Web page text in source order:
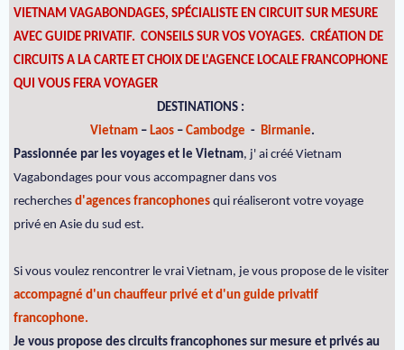
VIETNAM VAGABONDAGES, SPÉCIALISTE EN CIRCUIT SUR MESURE
AVEC GUIDE PRIVATIF. CONSEILS SUR VOS VOYAGES. CRÉATION DE
CIRCUITS A LA CARTE ET CHOIX DE L'AGENCE LOCALE FRANCOPHONE
QUI VOUS FERA VOYAGER
DESTINATIONS :
Vietnam– Laos – Cambodge - Birmanie.
Passionnée par les voyages et le Vietnam, j' ai créé Vietnam
Vagabondages pour vous accompagner dans vos
recherches d'agences francophones qui réaliseront votre voyage
privé en Asie du sud est.
Si vous voulez rencontrer le vrai Vietnam, je vous propose de le visiter
accompagné d'un chauffeur privé et d'un guide privatif
francophone.
Je vous propose des circuits francophones sur mesure et privés au